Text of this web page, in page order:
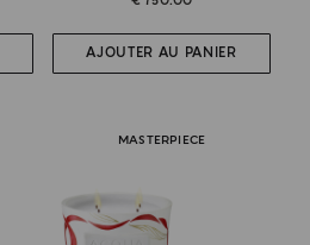
AJOUTER AU PANIER
MASTERPIECE